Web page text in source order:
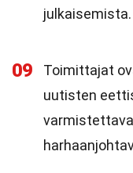
julkaisemista.
09
Toimittajat
uutisten